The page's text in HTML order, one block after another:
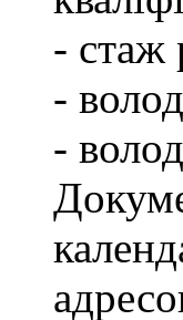
- стаж
-
-